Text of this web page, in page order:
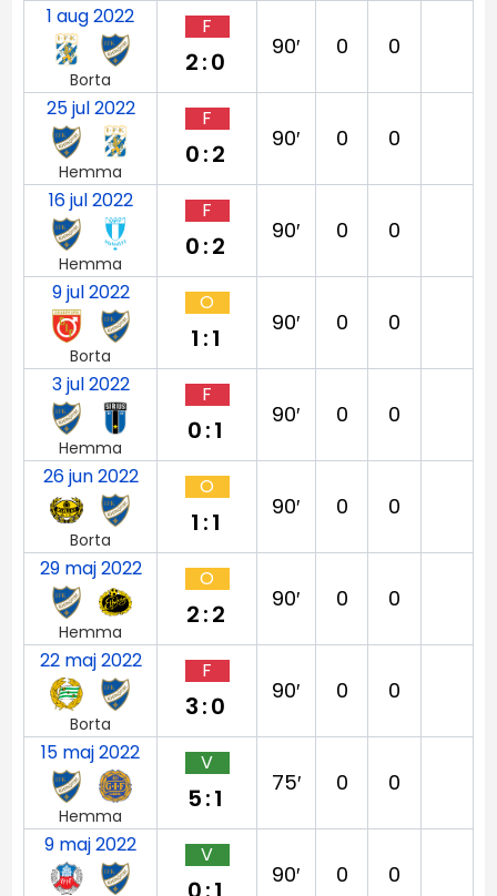
1 aug 2022
Borta
F
2:0
90′ 0 0
25 jul 2022
Hemma
F
0:2
90′ 0 0
16 jul 2022
Hemma
F
0:2
90′ 0 0
9 jul 2022
Borta
O
1:1
90′ 0 0
3 jul 2022
Hemma
F
0:1
90′ 0 0
26 jun 2022
Borta
O
1:1
90′ 0 0
29 maj 2022
Hemma
O
2:2
90′ 0 0
22 maj 2022
Borta
F
3:0
90′ 0 0
15 maj 2022
Hemma
V
5:1
75′ 0 0
9 maj 2022 V
90′ 0 0